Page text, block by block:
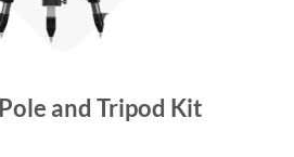
and Tripod Kit